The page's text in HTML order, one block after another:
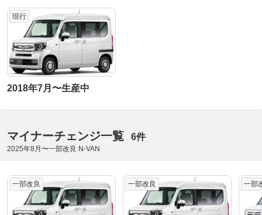
現行
2018年7月〜生産中
マイナーチェンジ一覧 6件
2025年8月〜一部改良 N-VAN
一部改良 一部改良 一部